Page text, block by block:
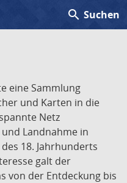
search Suchen
eine Sammlung
und Karten in die
Netz
Landnahme in
18. Jahrhunderts
galt der
von der Entdeckung bis